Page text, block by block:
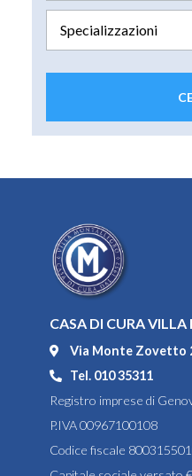
CASA DI CURA
Via Monte Zovetto
Tel. 010 35311
Registro imprese di
P.IVA 00967100108
Codice fiscale